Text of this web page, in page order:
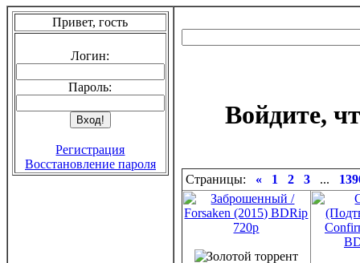
Привет, гость
Логин:
Пароль:
Регистрация
Восстановление пароля
Войдите,
Страницы: « 1 2 3 ...